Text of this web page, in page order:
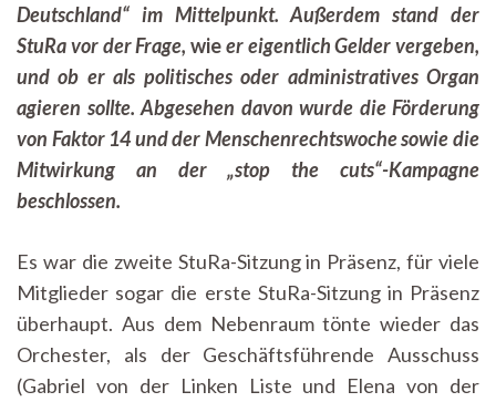
Deutschland“ im Mittelpunkt. Außerdem stand der
StuRa vor der Frage, wieer eigentlich Gelder vergeben,
und ob er als politisches oder administratives Organ
agieren sollte. Abgesehen davon wurde die Förderung
von Faktor 14 und der Menschenrechtswoche sowie die
Mitwirkung an der „stop the cuts“-Kampagne
beschlossen.
Es war die zweite StuRa-Sitzung in Präsenz, für viele
Mitglieder sogar die erste StuRa-Sitzung in Präsenz
überhaupt. Aus dem Nebenraum tönte wieder das
Orchester, als der Geschäftsführende Ausschuss
(Gabriel von der Linken Liste und Elena von der